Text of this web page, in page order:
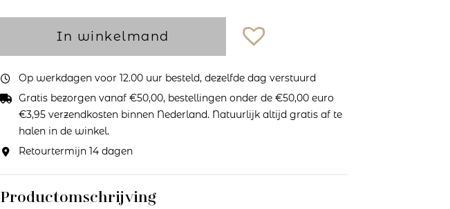
In winkelmand
Op werkdagen voor 12.00 uur besteld, dezelfde dag verstuurd
Gratis bezorgen vanaf €50,00, bestellingen onder de €50,00 euro
€3,95 verzendkosten binnen Nederland. Natuurlijk altijd gratis af te
halen in de winkel.
Retourtermijn 14 dagen
Productomschrijving